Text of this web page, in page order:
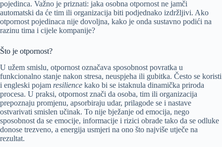
pojedinca. Važno je priznati: jaka osobna otpornost ne jamči
automatski da će tim ili organizacija biti podjednako izdržljivi. Ako
otpornost pojedinaca nije dovoljna, kako je onda sustavno podići na
razinu tima i cijele kompanije?
Što je otpornost?
U užem smislu, otpornost označava sposobnost povratka u
funkcionalno stanje nakon stresa, neuspjeha ili gubitka. Često se koristi
i engleski pojam resilience kako bi se istaknula dinamička priroda
procesa. U praksi, otpornost znači da osoba, tim ili organizacija
prepoznaju promjenu, apsorbiraju udar, prilagode se i nastave
ostvarivati smislen učinak. To nije bježanje od emocija, nego
sposobnost da se emocije, informacije i rizici obrade tako da se odluke
donose trezveno, a energija usmjeri na ono što najviše utječe na
rezultat.